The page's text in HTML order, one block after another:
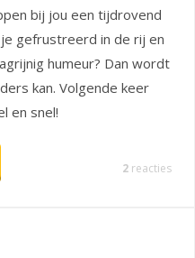
bij jou een tijdrovend
gefrustreerd in de rij en
humeur? Dan wordt
kan. Volgende keer
en snel!
2 reacties